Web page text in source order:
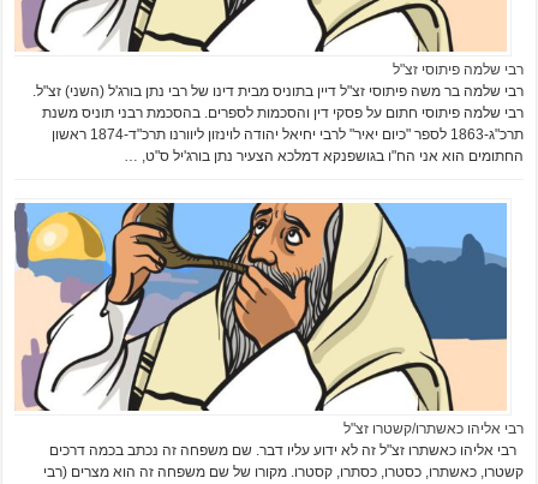
רבי שלמה פיתוסי זצ"ל
רבי שלמה בר משה פיתוסי זצ"ל דיין בתוניס מבית דינו של רבי נתן בורג'ל (השני) זצ"ל.
רבי שלמה פיתוסי חתום על פסקי דין והסכמות לספרים. בהסכמת רבני תוניס משנת
תרכ"ג-1863 לספר "כיום יאיר" לרבי יחיאל יהודה לוינזון ליוורנו תרכ"ד-1874 ראשון
החתומים הוא אני הח"ו בגושפנקא דמלכא הצעיר נתן בורג'יל ס"ט, …
רבי אליהו כאשתרו/קשטרו זצ"ל
רבי אליהו כאשתרו זצ"ל זה לא ידוע עליו דבר. שם משפחה זה נכתב בכמה דרכים
קשטרו, כאשתרו, כסטרו, כסתרו, קסטרו. מקורו של שם משפחה זה הוא מצרים (רבי